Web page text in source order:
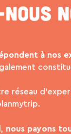
à nos
réseau
nous payons